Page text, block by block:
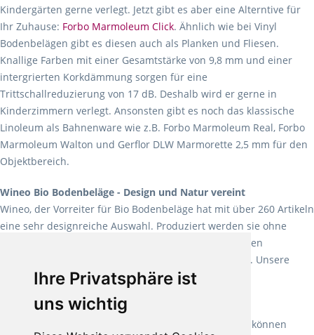
Ihre Privatsphäre ist
uns wichtig
Kindergärten gerne verlegt. Jetzt gibt es aber eine Alterntive für
Ihr Zuhause: Forbo Marmoleum Click. Ähnlich wie bei Vinyl
Bodenbelägen gibt es diesen auch als Planken und Fliesen.
Knallige Farben mit einer Gesamtstärke von 9,8 mm und einer
intergrierten Korkdämmung sorgen für eine
Trittschallreduzierung von 17 dB. Deshalb wird er gerne in
Kinderzimmern verlegt. Ansonsten gibt es noch das klassische
Linoleum als Bahnenware wie z.B. Forbo Marmoleum Real, Forbo
Marmoleum Walton und Gerflor DLW Marmorette 2,5 mm für den
Objektbereich.
Wineo Bio Bodenbeläge - Design und Natur vereint
Wineo, der Vorreiter für Bio Bodenbeläge hat mit über 260 Artikeln
eine sehr designreiche Auswahl. Produziert werden sie ohne
Weichmacher und Lösungsmittel. Mit allen verfügbaren
Verlegearten ist er für jegliche Bauvorhaben attraktiv. Unsere
Empfehlung:Wineo 1000 Multi Layer XXL.
Teppiche für ein angenehmes Laufgefühl
machen es schon lange vor. Sie können